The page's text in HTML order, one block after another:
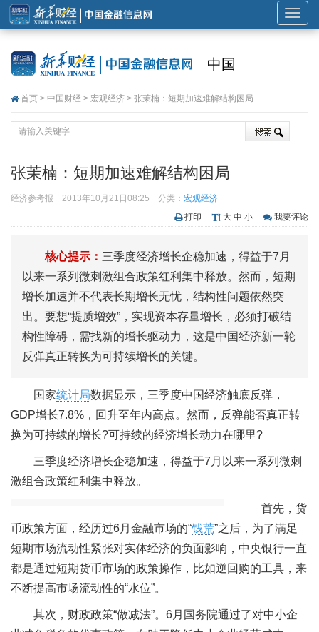
展
开
中国
首页 > 中国财经 > 宏观经济 > 张茉楠：短期加速难解结构困局
张茉楠：短期加速难解结构困局
经济参考报 2013年10月21日08:25 分类： 宏观经济
打印
大 中 小 我要评论
核心提示： 三季度经济增长企稳加速，得益于7月
以来一系列微刺激组合政策红利集中释放。然而，短期
增长加速并不代表长期增长无忧，结构性问题依然突
出。要想“提质增效”，实现资本存量增长，必须打破结
构性障碍，需找新的增长驱动力，这是中国经济新一轮
反弹真正转换为可持续增长的关键。
国家统计局数据显示，三季度中国经济触底反弹，
GDP增长7.8%，回升至年内高点。然而，反弹能否真正转
换为可持续的增长?可持续的经济增长动力在哪里?
三季度经济增长企稳加速，得益于7月以来一系列微刺
激组合政策红利集中释放。
首先，货
币政策方面，经历过6月金融市场的“钱荒”之后，为了满足
短期市场流动性紧张对实体经济的负面影响，中央银行一直
都是通过短期货币市场的政策操作，比如逆回购的工具，来
不断提高市场流动性的“水位”。
其次，财政政策“做减法”。6月国务院通过了对中小企